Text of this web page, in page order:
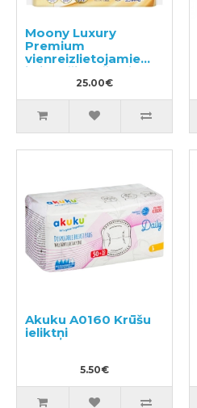
Moony Luxury
Premium
vienreizlietojamie
ieliktnīši krūšturim
25.00€
Akuku A0160 Krūšu
ieliktņi
5.50€